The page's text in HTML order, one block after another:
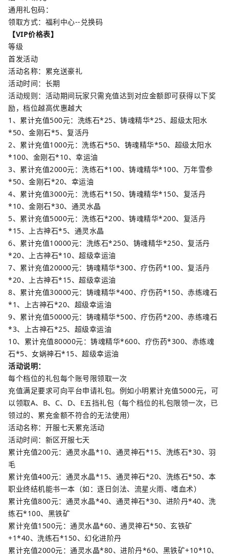
通用礼包码：
领取方式：福利中心--兑换码
【VIP价格表】
等级
首发活动
活动名称：累充送豪礼
活动时间：长期
活动规则：活动期间玩家只需充值达到对应金额即可获得以下奖
励，档位越高优惠越大
1、累计充值500元：洗练石*25、铸魂精华*25、超级太阳水
*50、金刚石*5、复活丹
2、累计充值1000元：洗练石*50、铸魂精华*50、超级太阳水
*100、金刚石*10、幸运油
3、累计充值2000元：洗练石*100、铸魂精华*100、万年雪参
*50、金刚石*20、幸运油
4、累计充值3000元：洗练石*150、铸魂精华*150、复活丹
*10、金刚石*30、通灵水晶
5、累计充值5000元：洗练石*200、铸魂精华*200、复活丹
*15、上古神石*5、通灵水晶
6、累计充值10000元：洗练石*250、铸魂精华*250、复活丹
*20、上古神石*10、超级幸运油
7、累计充值20000元：铸魂精华*300、疗伤药*100、复活丹
*20、上古神石*15、超级幸运油
8、累计充值30000元：铸魂精华*400、疗伤药*150、赤练魂石
*1、上古神石*20、超级幸运油
9、累计充值50000元：铸魂精华*500、疗伤药*200、赤练魂石
*3、上古神石*25、超级幸运油
10、累计充值80000元：铸魂精华*600、疗伤药*300、赤练魂
石*5、女娲神石*15、超级幸运油
活动说明：
每个档位的礼包每个账号限领取一次
充值满足要求可向平台申请礼包。例如小明累计充值5000元，可
以领取A、B、C、D、E五挡礼包（每个档位的礼包限领一次，已
领过的、累充金额不符合的无法使用）
活动名称：开服七天累充活动
活动时间：新区开服七天
累计充值200元：通灵水晶*10、通灵神石*15、洗练石*30、羽
毛
累计充值400元：通灵水晶*15、通灵神石*20、洗练石*50、本
职业终结机能书一本（如：逐日剑法、流星火雨、嗜血术）
累计充值800元：通灵水晶*40、通灵神石*30、进阶丹*40、洗
练石*100、黑铁矿
累计充值1500元：通灵水晶*60、通灵神石*50、玄铁矿
+1*40、洗练石*150、幻化进阶丹
累计充值2000元：通灵水晶*80、进阶丹*60、黑铁矿+10*10、